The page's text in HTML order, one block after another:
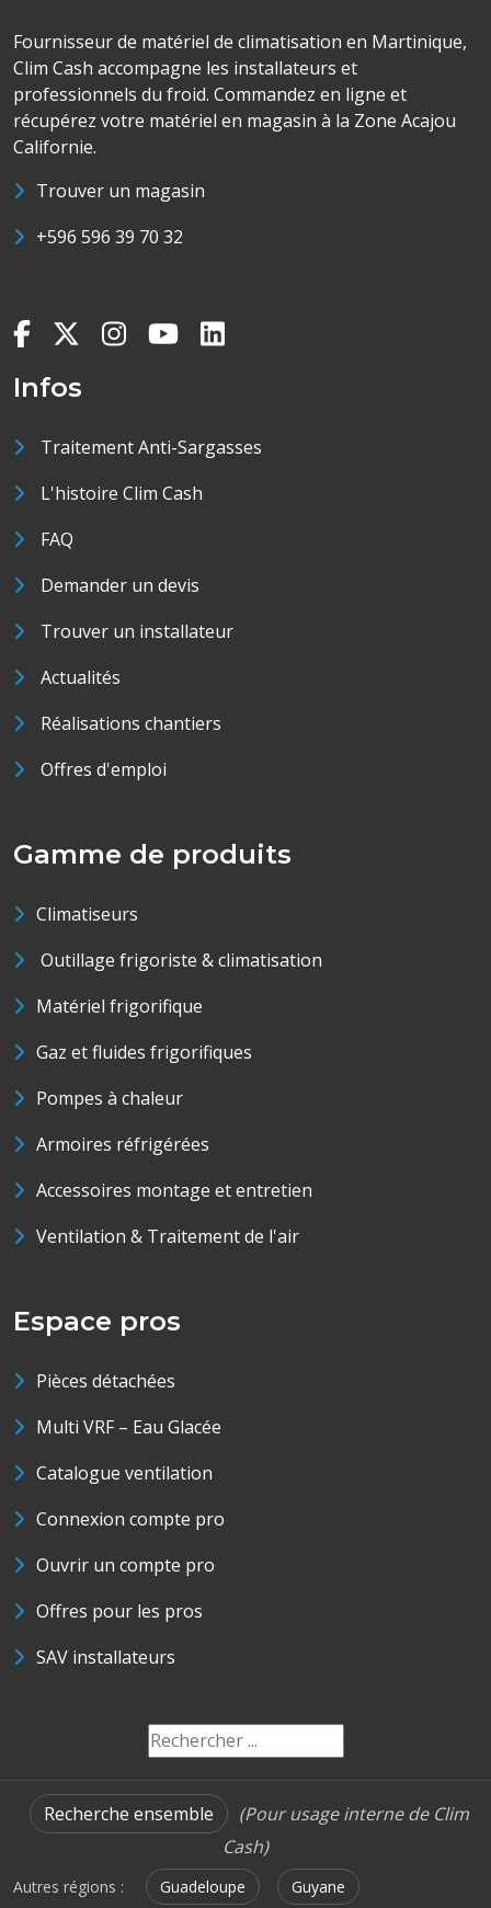
Fournisseur de matériel de climatisation en Martinique,
Clim Cash accompagne les installateurs et
professionnels du froid. Commandez en ligne et
récupérez votre matériel en magasin à la Zone Acajou
Californie.
Trouver un magasin
+596 596 39 70 32
Infos
Traitement Anti-Sargasses
L'histoire Clim Cash
FAQ
Demander un devis
Trouver un installateur
Actualités
Réalisations chantiers
Offres d'emploi
Gamme de produits
Climatiseurs
Outillage frigoriste & climatisation
Matériel frigorifique
Gaz et fluides frigorifiques
Pompes à chaleur
Armoires réfrigérées
Accessoires montage et entretien
Ventilation & Traitement de l'air
Espace pros
Pièces détachées
Multi VRF – Eau Glacée
Catalogue ventilation
Connexion compte pro
Ouvrir un compte pro
Offres pour les pros
SAV installateurs
Recherche ensemble
(Pour usage interne de Clim
Cash)
Autres régions : Guadeloupe Guyane